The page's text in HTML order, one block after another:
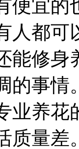
便宜
人都可
能修身
的事
业养花
质量差